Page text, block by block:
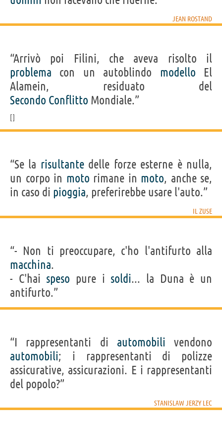
JEAN ROSTAND
“Arrivò poi Filini, che aveva risolto il
problema con un autoblindo modello El
Alamein, residuato del
Secondo Conflitto Mondiale.”
“Se la risultantedelle forze esterne è nulla,
un corpo in moto rimane in moto, anche se,
in caso di pioggia, preferirebbe usare l'auto.”
IL ZUSE
“- Non ti preoccupare, c'ho l'antifurto alla
macchina.
- C'hai speso pure i soldi... la Duna è un
antifurto.”
“I rappresentanti di automobili vendono
automobili; i rappresentanti di polizze
assicurative, assicurazioni. E i rappresentanti
del popolo?”
STANISLAW JERZY LEC